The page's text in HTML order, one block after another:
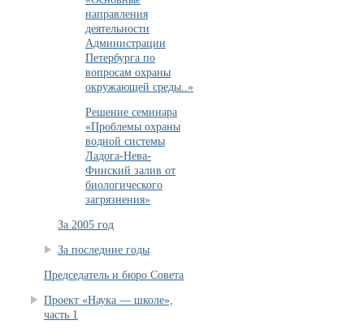
направления
деятельности
Администрации
Петербурга по
вопросам охраны
окружающей среды..»
Решение семинара
«Проблемы охраны
водной системы
Ладога-Нева-
Финский залив от
биологического
загрязнения»
За 2005 год
За последние годы
Председатель и бюро Совета
Проект «Наука — школе»,
часть 1